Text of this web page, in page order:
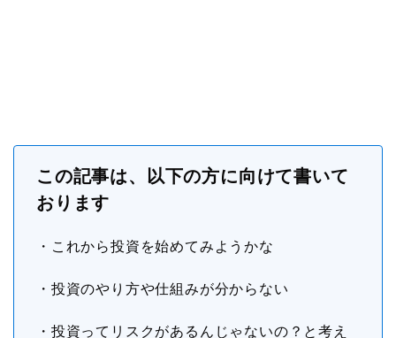
この記事は、以下の方に向けて書いて
おります
・これから投資を始めてみようかな
・投資のやり方や仕組みが分からない
・投資ってリスクがあるんじゃないの？と考え